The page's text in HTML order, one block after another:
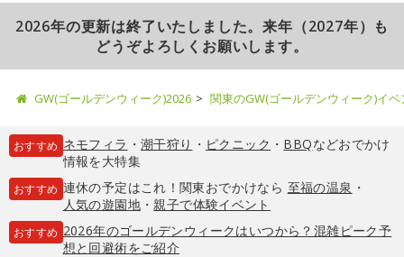
2026年の更新は終了いたしました。来年（2027年）も
どうぞよろしくお願いします。
GW(ゴールデンウィーク)2026 関東のGW(ゴールデンウィーク)イ
おすすめ ネモフィラ ・ 潮干狩り ・ ピクニック ・ BBQなどおでかけ
情報を大特集
おすすめ 連休の予定はこれ！関東おでかけなら 至福の温泉 ・
人気の遊園地・親子で体験イベント
おすすめ 2026年のゴールデンウィークはいつから？混雑ピーク予
想と回避術をご紹介